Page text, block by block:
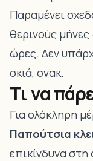
Παραμένει
θερινούς
ώρες. Δεν
σκιά, σνακ.
Τι να
Για ολόκληρη
Παπούτσια
επικίνδυνα στη